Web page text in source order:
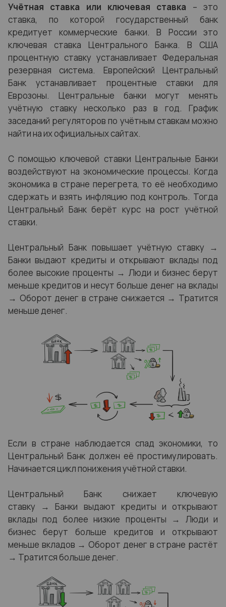
Учётная ставка или ключевая ставка – это
ставка, по которой государственный банк
кредитует коммерческие банки. В России это
ключевая ставка Центрального Банка. В США
процентную ставку устанавливает Федеральная
резервная система. Европейский Центральный
Банк устанавливает процентные ставки для
Еврозоны. Центральные банки могут менять
учётную ставку несколько раз в год. График
заседаний регуляторов по учётным ставкам можно
найти на их официальных сайтах.
С помощью ключевой ставки Центральные Банки
воздействуют на экономические процессы. Когда
экономика в стране перегрета, то её необходимо
сдержать и взять инфляцию под контроль. Тогда
Центральный Банк берёт курс на рост учётной
ставки.
Центральный Банк повышает учётную ставку →
Банки выдают кредиты и открывают вклады под
более высокие проценты → Люди и бизнес берут
меньше кредитов и несут больше денег на вклады
→ Оборот денег в стране снижается → Тратится
меньше денег.
Если в стране наблюдается спад экономики, то
Центральный Банк должен её простимулировать.
Начинается цикл понижения учётной ставки.
Центральный Банк снижает ключевую
ставку → Банки выдают кредиты и открывают
вклады под более низкие проценты → Люди и
бизнес берут больше кредитов и открывают
меньше вкладов → Оборот денег в стране растёт
→ Тратится больше денег.